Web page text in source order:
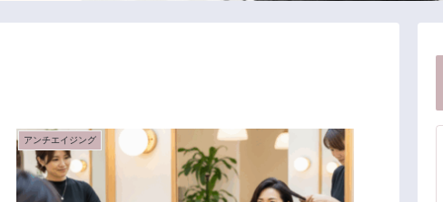
アンチエイジング